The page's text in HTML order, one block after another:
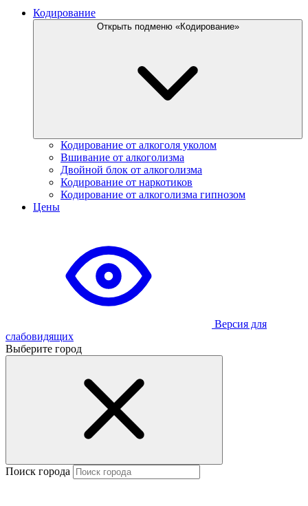
Кодирование
Открыть подменю «Кодирование»
Кодирование от алкоголя уколом
Вшивание от алкоголизма
Двойной блок от алкоголизма
Кодирование от наркотиков
Кодирование от алкоголизма гипнозом
Цены
Версия для
слабовидящих
Выберите город
Поиск города